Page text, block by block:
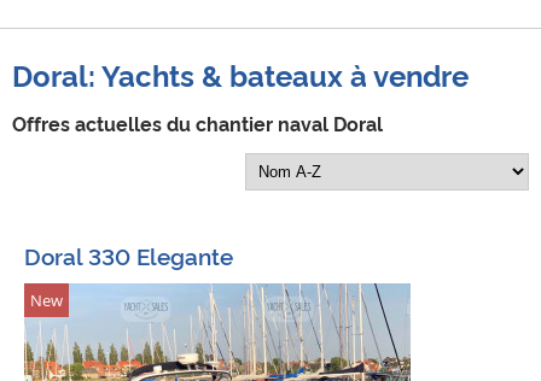
yachts
Vendeur
commercial
Enchères
Courtiers
en
yachts
Doral: Yachts & bateaux à vendre
Offres actuelles du chantier naval Doral
Doral 330 Elegante
New